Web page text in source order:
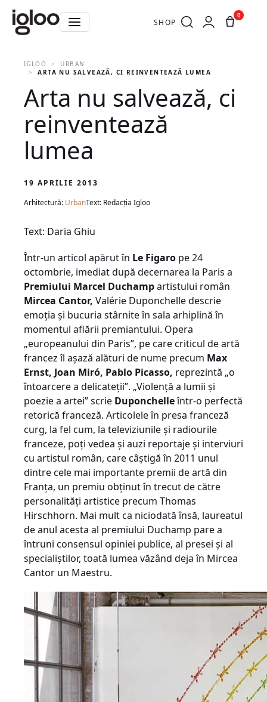
SHOP
0
IGLOO
URBAN
ARTA NU SALVEAZĂ, CI REINVENTEAZĂ LUMEA
Arta nu salvează, ci
reinventează
lumea
19 APRILIE 2013
Arhitectură: UrbanText: Redacția Igloo
Text: Daria Ghiu
Într-un articol apărut în Le Figaro pe 24
octombrie, imediat după decernarea la Paris a
Premiului Marcel Duchampartistului român
Mircea Cantor, Valérie Duponchelle descrie
emoţia şi bucuria stârnite în sala arhiplină în
momentul aflării premiantului. Opera
„europeanului din Paris”, pe care criticul de artă
francez îl aşază alături de nume precum Max
Ernst, Joan Miró, Pablo Picasso, reprezintă „o
întoarcere a delicateţii”. „Violenţă a lumii şi
poezie a artei” scrie Duponchelleîntr-o perfectă
retorică franceză. Articolele în presa franceză
curg, la fel cum, la televiziunile şi radiourile
franceze, poţi vedea şi auzi reportaje şi interviuri
cu artistul român, care câştigă în 2011 unul
dintre cele mai importante premii de artă din
Franţa, un premiu obţinut în trecut de către
personalităţi artistice precum Thomas
Hirschhorn. Mai mult ca niciodată însă, laureatul
de anul acesta al premiului Duchamp pare a
întruni consensul opiniei publice, al presei şi al
specialiştilor, toată lumea văzând deja în Mircea
Cantor un Maestru.